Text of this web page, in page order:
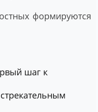
формируются
шаг к